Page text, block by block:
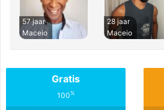
57 jaar
Maceio
28 jaar
Maceio
Gratis
100%